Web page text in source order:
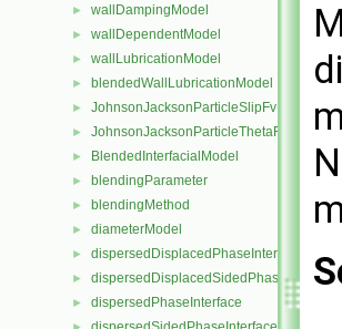
► wallDampingModel
► wallDependentModel
► wallLubricationModel
► blendedWallLubricationModel
►
►
► BlendedInterfacialModel
► blendingParameter
► blendingMethod
► diameterModel
► dispersedDisplacedPhaseInterface
► dispersedDisplacedSidedPhaseInterface
► dispersedPhaseInterface